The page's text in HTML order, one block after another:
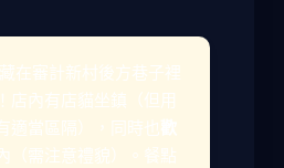
在審計新村後方巷子裡
店內有店貓坐鎮（但用
適當區隔），同時也歡
（需注意禮貌）。餐點